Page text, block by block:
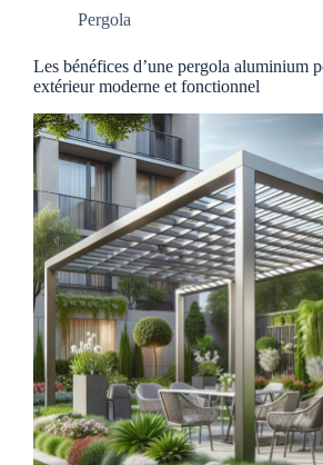
Pergola
Les bénéfices d’une pergola aluminium
extérieur moderne et fonctionnel